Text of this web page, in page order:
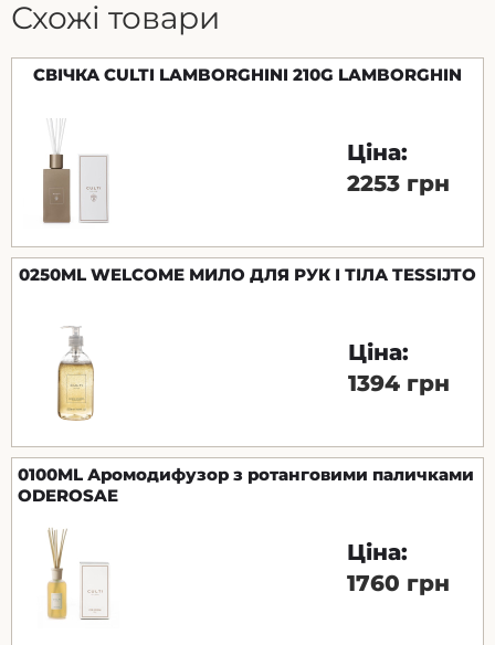
Схожі товари
СВІЧКА CULTI LAMBORGHINI 210G LAMBORGHIN
Ціна:
2253 грн
0250ML WELCOME МИЛО ДЛЯ РУК І ТІЛА TESSIJTO
Ціна:
1394 грн
0100ML Аромодифузор з ротанговими паличками
ODEROSAE
Ціна:
1760 грн